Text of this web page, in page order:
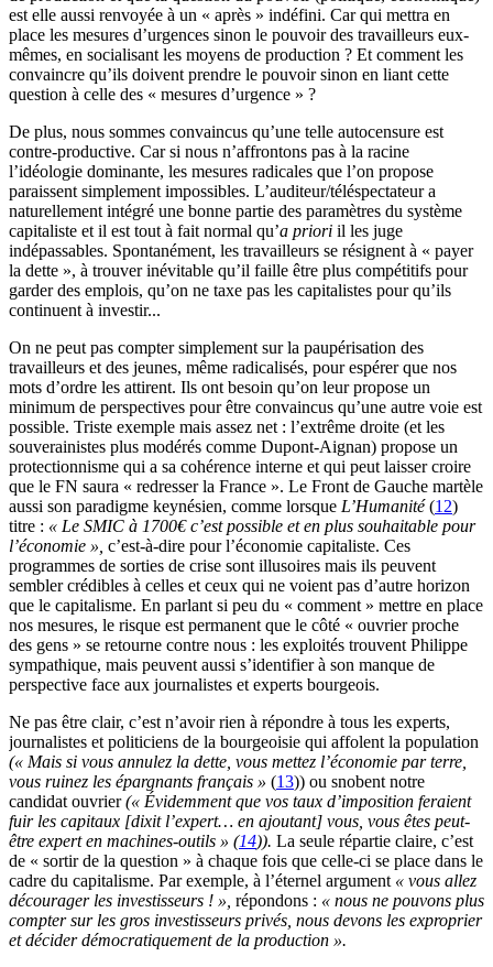
est elle aussi renvoyée à un « après » indéfini. Car qui mettra en
place les mesures d’urgences sinon le pouvoir des travailleurs eux-
mêmes, en socialisant les moyens de production ? Et comment les
convaincre qu’ils doivent prendre le pouvoir sinon en liant cette
question à celle des « mesures d’urgence » ?
De plus, nous sommes convaincus qu’une telle autocensure est
contre-productive. Car si nous n’affrontons pas à la racine
l’idéologie dominante, les mesures radicales que l’on propose
paraissent simplement impossibles. L’auditeur/téléspectateur a
naturellement intégré une bonne partie des paramètres du système
capitaliste et il est tout à fait normal qu’a priori il les juge
indépassables. Spontanément, les travailleurs se résignent à « payer
la dette », à trouver inévitable qu’il faille être plus compétitifs pour
garder des emplois, qu’on ne taxe pas les capitalistes pour qu’ils
continuent à investir...
On ne peut pas compter simplement sur la paupérisation des
travailleurs et des jeunes, même radicalisés, pour espérer que nos
mots d’ordre les attirent. Ils ont besoin qu’on leur propose un
minimum de perspectives pour être convaincus qu’une autre voie est
possible. Triste exemple mais assez net : l’extrême droite (et les
souverainistes plus modérés comme Dupont-Aignan) propose un
protectionnisme qui a sa cohérence interne et qui peut laisser croire
que le FN saura « redresser la France ». Le Front de Gauche martèle
aussi son paradigme keynésien, comme lorsque L’Humanité(12)
titre : « Le SMIC à 1700€ c’est possible et en plus souhaitable pour
l’économie », c’est-à-dire pour l’économie capitaliste. Ces
programmes de sorties de crise sont illusoires mais ils peuvent
sembler crédibles à celles et ceux qui ne voient pas d’autre horizon
que le capitalisme. En parlant si peu du « comment » mettre en place
nos mesures, le risque est permanent que le côté « ouvrier proche
des gens » se retourne contre nous : les exploités trouvent Philippe
sympathique, mais peuvent aussi s’identifier à son manque de
perspective face aux journalistes et experts bourgeois.
Ne pas être clair, c’est n’avoir rien à répondre à tous les experts,
journalistes et politiciens de la bourgeoisie qui affolent la population
(« Mais si vous annulez la dette, vous mettez l’économie par terre,
vous ruinez les épargnants français » (13)) ou snobent notre
candidat ouvrier(« Évidemment que vos taux d’imposition feraient
fuir les capitaux [dixit l’expert… en ajoutant] vous, vous êtes peut-
être expert en machines-outils » (14)). La seule répartie claire, c’est
de « sortir de la question » à chaque fois que celle-ci se place dans le
cadre du capitalisme. Par exemple, à l’éternel argument « vous allez
décourager les investisseurs ! », répondons : « nous ne pouvons plus
compter sur les gros investisseurs privés, nous devons les exproprier
et décider démocratiquement de la production ».